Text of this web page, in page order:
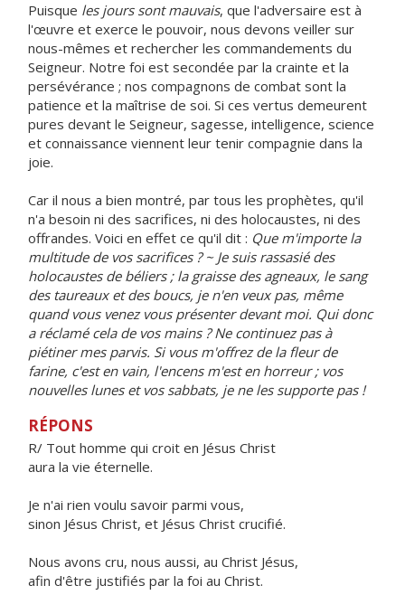
Puisque les jours sont mauvais, que l'adversaire est à
l'œuvre et exerce le pouvoir, nous devons veiller sur
nous-mêmes et rechercher les commandements du
Seigneur. Notre foi est secondée par la crainte et la
persévérance ; nos compagnons de combat sont la
patience et la maîtrise de soi. Si ces vertus demeurent
pures devant le Seigneur, sagesse, intelligence, science
et connaissance viennent leur tenir compagnie dans la
joie.
Car il nous a bien montré, par tous les prophètes, qu'il
n'a besoin ni des sacrifices, ni des holocaustes, ni des
offrandes. Voici en effet ce qu'il dit : Que m'importe la
multitude de vos sacrifices ? ~ Je suis rassasié des
holocaustes de béliers ; la graisse des agneaux, le sang
des taureaux et des boucs, je n'en veux pas, même
quand vous venez vous présenter devant moi. Qui donc
a réclamé cela de vos mains ? Ne continuez pas à
piétiner mes parvis. Si vous m'offrez de la fleur de
farine, c'est en vain, l'encens m'est en horreur ; vos
nouvelles lunes et vos sabbats, je ne les supporte pas !
RÉPONS
R/ Tout homme qui croit en Jésus Christ
aura la vie éternelle.
Je n'ai rien voulu savoir parmi vous,
sinon Jésus Christ, et Jésus Christ crucifié.
Nous avons cru, nous aussi, au Christ Jésus,
afin d'être justifiés par la foi au Christ.